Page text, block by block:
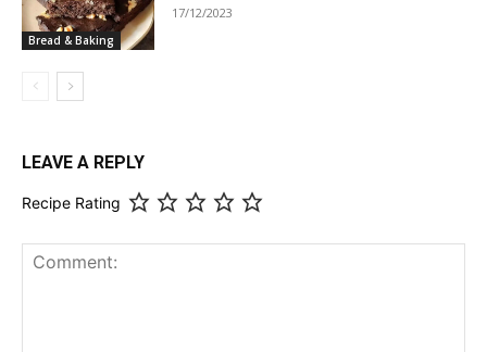
Bread & Baking
17/12/2023
LEAVE A REPLY
Recipe Rating